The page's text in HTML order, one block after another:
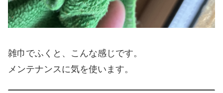
雑巾でふくと、こんな感じです。
メンテナンスに気を使います。